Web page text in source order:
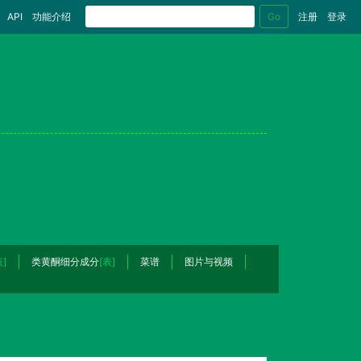
API 功能介绍 Go 注册 登录
] 类黄酮细分成分[表] 菜谱 图片与视频